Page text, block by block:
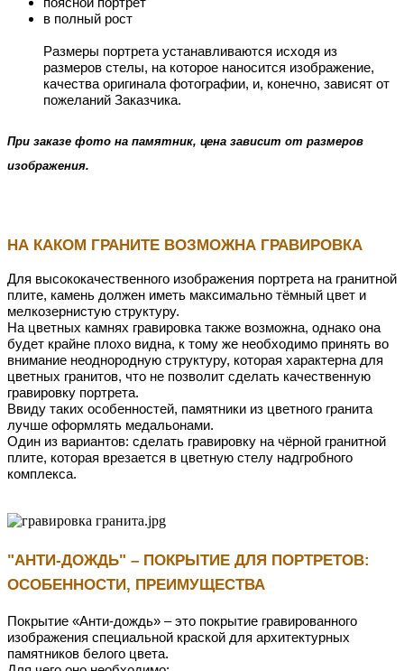
в полный рост
Размеры портрета устанавливаются исходя из
размеров стелы, на которое наносится изображение,
качества оригинала фотографии, и, конечно, зависят от
пожеланий Заказчика.
При заказе фото на памятник, цена зависит от размеров
изображения.
НА КАКОМ ГРАНИТЕ ВОЗМОЖНА ГРАВИРОВКА
Для высококачественного изображения портрета на гранитной
плите, камень должен иметь максимально тёмный цвет и
мелкозернистую структуру.
На цветных камнях гравировка также возможна, однако она
будет крайне плохо видна, к тому же необходимо принять во
внимание неоднородную структуру, которая характерна для
цветных гранитов, что не позволит сделать качественную
гравировку портрета.
Ввиду таких особенностей, памятники из цветного гранита
лучше оформлять медальонами.
Один из вариантов: сделать гравировку на чёрной гранитной
плите, которая врезается в цветную стелу надгробного
комплекса.
"АНТИ-ДОЖДЬ" – ПОКРЫТИЕ ДЛЯ ПОРТРЕТОВ:
ОСОБЕННОСТИ, ПРЕИМУЩЕСТВА
Покрытие «Анти-дождь» – это покрытие гравированного
изображения специальной краской для архитектурных
памятников белого цвета.